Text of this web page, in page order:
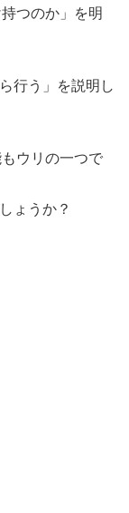
つのか」を明
行う」を説明し
ウリの一つで
ょうか？